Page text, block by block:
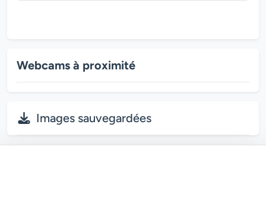
Webcams à proximité
Images sauvegardées